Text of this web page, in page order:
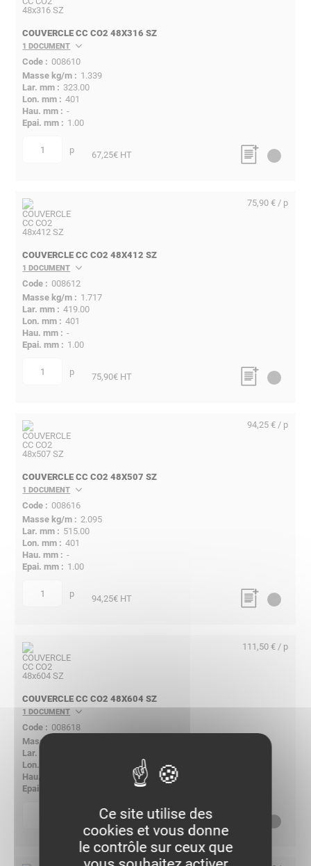
COUVERCLE CC CO2 48X316 SZ
1 DOCUMENT
008610
1.339
323.00
401
-
1.00
quantité p 67,25€ HT
COUVERCLE CC CO2 48X412 SZ
1 DOCUMENT
008612
1.717
419.00
401
-
1.00
quantité p
75,90 € / p
75,90€ HT
COUVERCLE CC CO2 48X507 SZ
1 DOCUMENT
008616
2.095
515.00
401
-
1.00
quantité p
94,25 € / p
94,25€ HT
COUVERCLE CC CO2 48X604 SZ
1 DOCUMENT
008618
111,50 € / p
111,50 € HT
Ce site utilise des
cookies et vous donne
le contrôle sur ceux que